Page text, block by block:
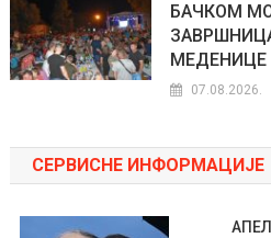
БАЧКОМ
МЕДЕНИЦЕ
07.08.2026.
СЕРВИСНЕ ИНФОРМАЦИЈЕ